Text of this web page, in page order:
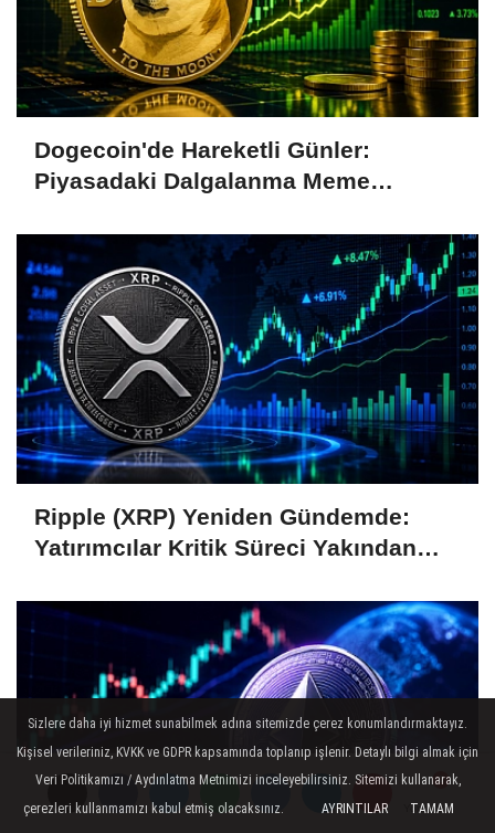
Yorumlar
Yorumlar
Dogecoin'de Hareketli Günler:
Piyasadaki Dalgalanma Meme
Ripple (XRP) Yeniden Gündemde:
Yatırımcılar Kritik Süreci Yakından
Sizlere daha iyi hizmet sunabilmek adına sitemizde çerez konumlandırmaktayız.
Kişisel verileriniz, KVKK ve GDPR kapsamında toplanıp işlenir. Detaylı bilgi almak için
Veri Politikamızı / Aydınlatma Metnimizi inceleyebilirsiniz. Sitemizi kullanarak,
çerezleri kullanmamızı kabul etmiş olacaksınız.
AYRINTILAR TAMAM